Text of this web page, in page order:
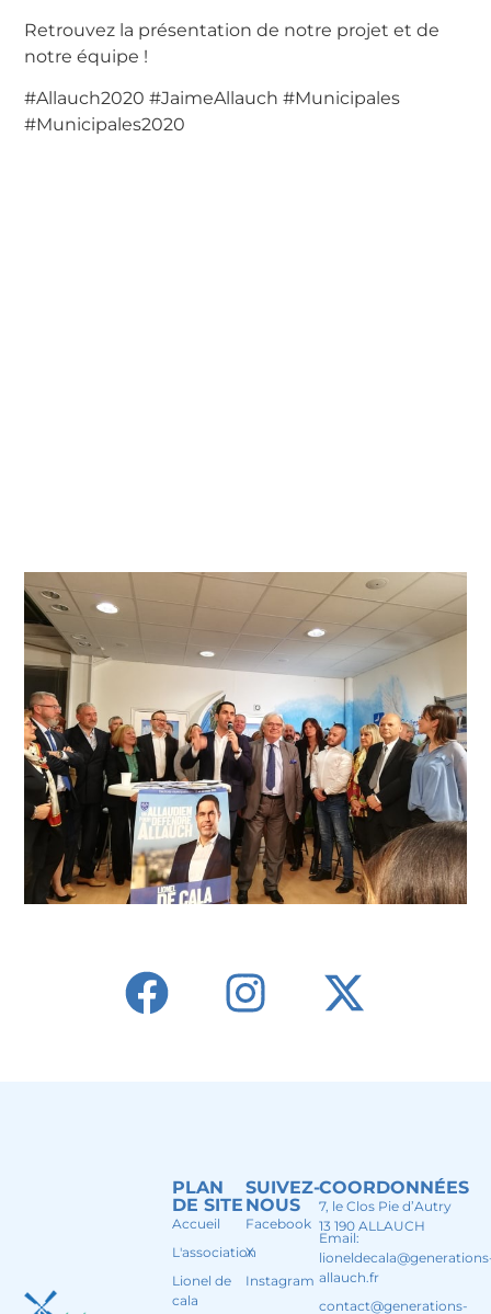
Retrouvez la présentation de notre projet et de
notre équipe !
#Allauch2020 #JaimeAllauch #Municipales
#Municipales2020
SUIVEZ-
NOUS
Facebook
X
Instagram
PLAN
DE SITE
Accueil
L'association
Lionel de
cala
COORDONNÉES
7, le Clos Pie d’Autry
13 190 ALLAUCH
Email:
allauch.fr
contact@generations-